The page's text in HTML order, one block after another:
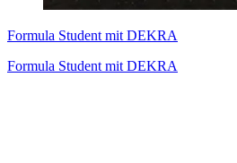
Formula Student mit DEKRA
Formula Student mit DEKRA